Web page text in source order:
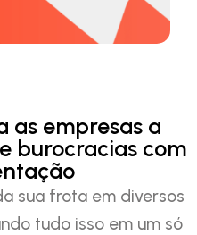
as empresas a
burocracias com
sua frota em diversos
tudo isso em um só